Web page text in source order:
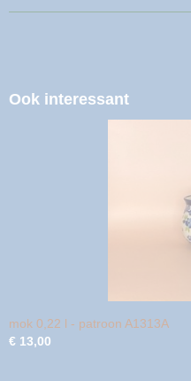
Ook interessant
mok 0,22 l - patroon A1313A
€ 13,00